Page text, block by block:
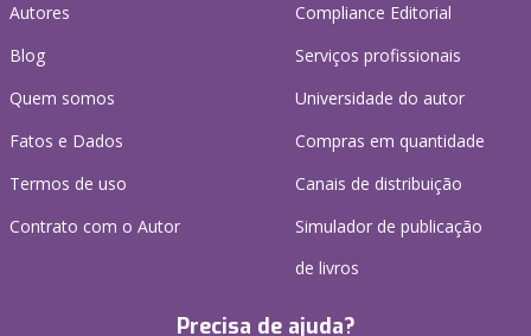
Autores
Blog
Quem somos
Fatos e Dados
Termos de uso
Contrato com o Autor
Compliance Editorial
Serviços profissionais
Universidade do autor
Compras em quantidade
Canais de distribuição
Simulador de publicação
de livros
Precisa de ajuda?